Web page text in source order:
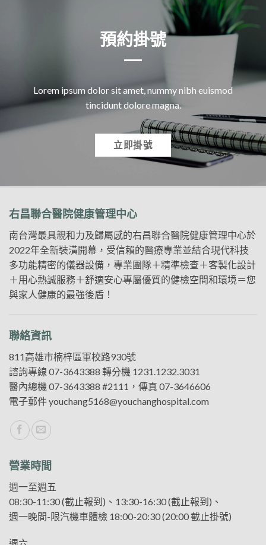
預約掛號
Lorem ipsum dolor sit amet, nummy nibh euismod
tincidunt dolore magna.
立即掛號
右昌聯合醫院健康管理中心
南台灣最具親和力及歸屬感的右昌聯合醫院健康管理中心於
2022年全新裝潢開幕，受信賴的醫療專業並結合現代科技
多功能精密的儀器設備，專業團隊＋精準檢查＋客製化設計
＋用心熱誠服務＋舒適安心專屬優質的健檢空間和環境＝您
與家人健康的最強後盾！
聯絡資訊
811高雄市楠梓區軍校路930號
諮詢專線 07-3643388 轉分機 1231.1232.3031
醫內總機 07-3643388 #2111，傳真 07-3646606
電子郵件youchang5168@youchanghospital.com
營業時間
週一至週五
08:30-11:30 (截止報到)、13:30-16:30 (截止報到)、
週一晚間-限汽機車體檢 18:00-20:30 (20:00 截止掛號)